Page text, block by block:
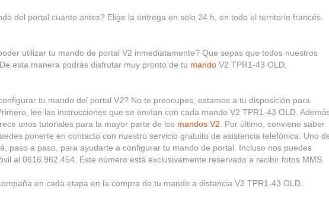
del portal cuanto antes? Elige la entrega en solo 24 h, en todo el territorio francés.
utilizar tu mando de portal V2 inmediatamente? Que sepas que todos nuestros
esta manera podrás disfrutar muy pronto de tu mando V2 TPR1-43 OLD.
tu mando del portal V2? No te preocupes, estamos a tu disposición para
lee las instrucciones que se envían con cada mando V2 TPR1-43 OLD.
unos tutoriales para la mayor parte de los mandos V2. Por último, conviene saber
ponerte en contacto con nuestro servicio gratuito de asistencia telefónica. Uno
paso a paso, para ayudarte a configurar tu mando de portal. Incluso nos puedes
al 0616.962.454. Este número está exclusivamente reservado a recibir fotos MMS.
en cada etapa en la compra de tu mando a distancia V2 TPR1-43 OLD.